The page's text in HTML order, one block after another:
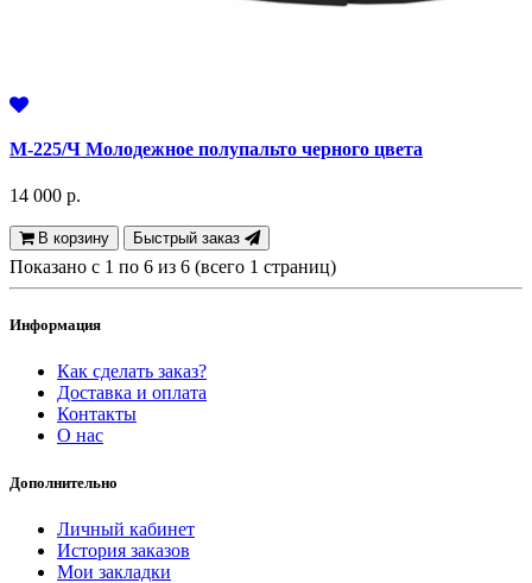
М-225/Ч Молодежное полупальто черного цвета
14 000 р.
В корзину Быстрый заказ
Показано с 1 по 6 из 6 (всего 1 страниц)
Информация
Как сделать заказ?
Доставка и оплата
Контакты
О нас
Дополнительно
Личный кабинет
История заказов
Мои закладки